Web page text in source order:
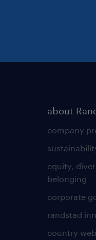
about
company
equity,
belonging
corporate
randstad
country